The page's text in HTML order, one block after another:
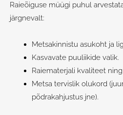
Raieõiguse müügi puhul
järgnevalt:
Metsakinnistu asukoht ja
Kasvavate puuliikide valik.
Raiematerjali kvaliteet
Metsa tervislik olukord
põdrakahjustus jne).